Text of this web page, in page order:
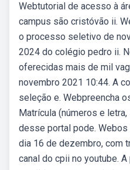
Webtutorial de acesso à
campus são cristóvão ii.
o processo seletivo de
2024 do colégio pedro ii.
oferecidas mais de mil
novembro 2021 10:44. A
seleção e. Webpreencha
Matrícula (números e
desse portal pode.
dia 16 de dezembro, com
canal do cpii no youtube.